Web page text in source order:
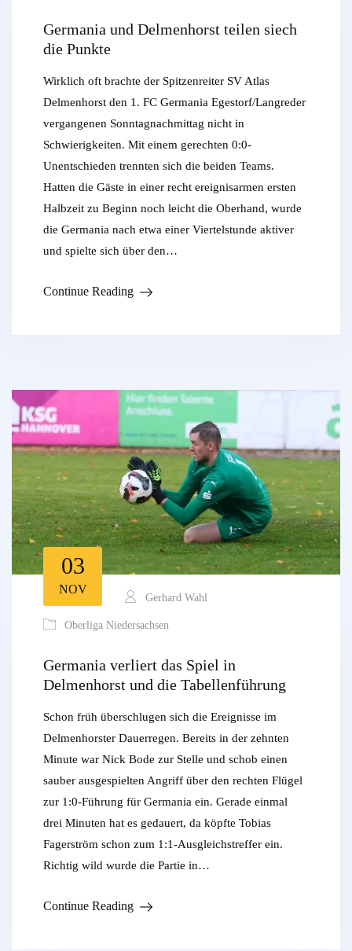
Germania und Delmenhorst teilen siech
die Punkte
Wirklich oft brachte der Spitzenreiter SV Atlas
Delmenhorst den 1. FC Germania Egestorf/Langreder
vergangenen Sonntagnachmittag nicht in
Schwierigkeiten. Mit einem gerechten 0:0-
Unentschieden trennten sich die beiden Teams.
Hatten die Gäste in einer recht ereignisarmen ersten
Halbzeit zu Beginn noch leicht die Oberhand, wurde
die Germania nach etwa einer Viertelstunde aktiver
und spielte sich über den…
Continue Reading
03
NOV
Gerhard Wahl
Oberliga Niedersachsen
Germania verliert das Spiel in
Delmenhorst und die Tabellenführung
Schon früh überschlugen sich die Ereignisse im
Delmenhorster Dauerregen. Bereits in der zehnten
Minute war Nick Bode zur Stelle und schob einen
sauber ausgespielten Angriff über den rechten Flügel
zur 1:0-Führung für Germania ein. Gerade einmal
drei Minuten hat es gedauert, da köpfte Tobias
Fagerström schon zum 1:1-Ausgleichstreffer ein.
Richtig wild wurde die Partie in…
Continue Reading